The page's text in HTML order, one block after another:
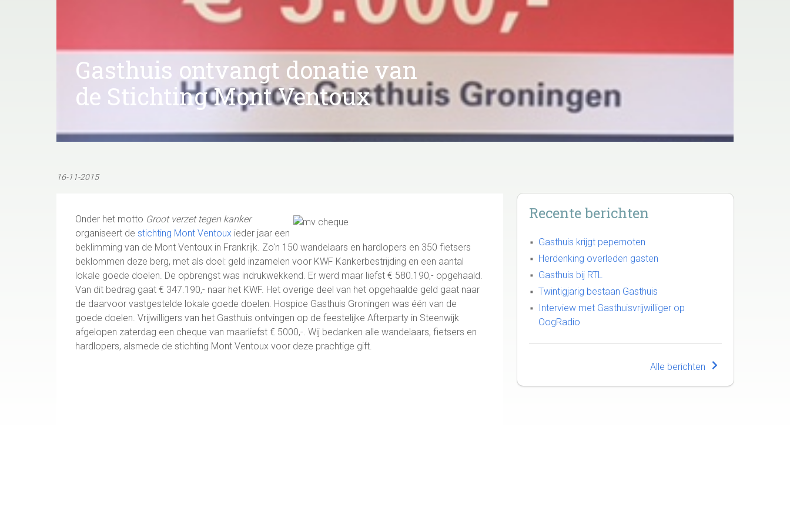
Gasthuis ontvangt donatie van
de Stichting Mont Ventoux
16-11-2015
Onder het motto Groot verzet tegen kanker
organiseert de stichting Mont Ventoux ieder jaar een
beklimming van de Mont Ventoux in Frankrijk. Zo'n 150 wandelaars en hardlopers en 350 fietsers
beklommen deze berg, met als doel: geld inzamelen voor KWF Kankerbestrijding en een aantal
lokale goede doelen. De opbrengst was indrukwekkend. Er werd maar liefst € 580.190,- opgehaald.
Van dit bedrag gaat € 347.190,- naar het KWF. Het overige deel van het opgehaalde geld gaat naar
de daarvoor vastgestelde lokale goede doelen. Hospice Gasthuis Groningen was één van de
goede doelen. Vrijwilligers van het Gasthuis ontvingen op de feestelijke Afterparty in Steenwijk
afgelopen zaterdag een cheque van maarliefst € 5000,-. Wij bedanken alle wandelaars, fietsers en
hardlopers, alsmede de stichting Mont Ventoux voor deze prachtige gift.
Recente berichten
Gasthuis krijgt pepernoten
Herdenking overleden gasten
Gasthuis bij RTL
Twintigjarig bestaan Gasthuis
Interview met Gasthuisvrijwilliger op
OogRadio
Alle berichten